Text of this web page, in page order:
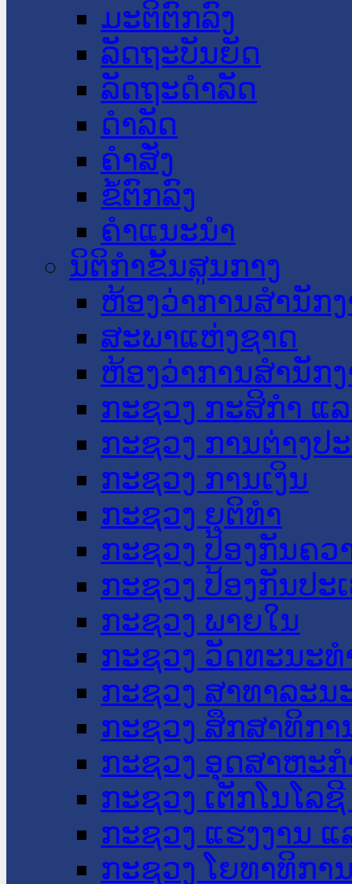
ມະຕິຕົກລົງ
ລັດຖະບັນຍັດ
ລັດຖະດໍາລັດ
ດໍາລັດ
ຄໍາສັ່ງ
ຂໍ້ຕົກລົງ
ຄໍາແນະນໍາ
ນິຕິກໍາຂັ້ນສູນກາງ
ຫ້ອງວ່າການສໍານັກ
ສະພາແຫ່ງຊາດ
ຫ້ອງວ່າການສຳນັກ
ກະຊວງ ກະສິກຳ ແ
ກະຊວງ ການຕ່າງປ
ກະຊວງ ການເງິນ
ກະຊວງ ຍຸຕິທໍາ
ກະຊວງ ປ້ອງກັນຄວ
ກະຊວງ ປ້ອງກັນປະ
ກະຊວງ ພາຍໃນ
ກະຊວງ ວັດທະນະ
ກະຊວງ ສາທາລະນ
ກະຊວງ ສຶກສາທິກາ
ກະຊວງ ອຸດສາຫະ
ກະຊວງ ເຕັກໂນໂລ
ກະຊວງ ແຮງງານ
ກະຊວງ ໂຍທາທິກາ